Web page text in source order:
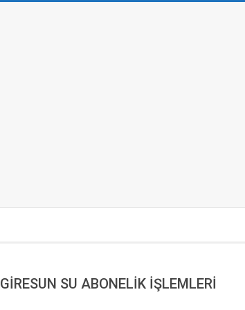
GİRESUN SU ABONELİK İŞLEMLERİ